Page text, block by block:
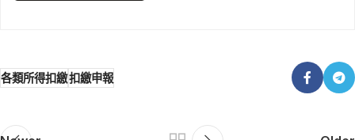
各類所得扣繳扣繳申報